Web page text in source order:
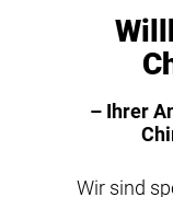
– Ihrer
Wir sind